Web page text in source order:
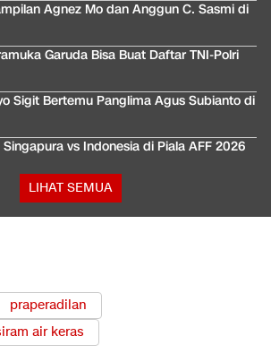
Agnez Mo dan Anggun C. Sasmi di
Garuda Bisa Buat Daftar TNI-Polri
Sigit Bertemu Panglima Agus Subianto di
vs Indonesia di Piala AFF 2026
LIHAT SEMUA
praperadilan
air keras